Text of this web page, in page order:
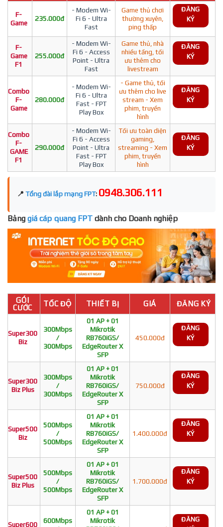
F-
Game
235.000đ
- Modem Wi-
Fi 6 - Ultra
Fast
Game thủ chơi
thường xuyên,
ping thấp
ĐĂNG
KÝ
F-
Game
F1
255.000đ
- Modem Wi-
Fi 6 - Access
Point - Ultra
Fast
Game thủ, nhà
nhiều tầng, tối
ưu thêm cho
livestream
ĐĂNG
KÝ
Combo
F-
Game
280.000đ
- Modem Wi-
Fi 6 - Ultra
Fast - FPT
Play Box
- Game thủ, tối
ưu thêm cho live
stream - Xem
phim, truyền
hình
ĐĂNG
KÝ
Combo
F-
GAME
F1
290.000đ
- Modem Wi-
Fi 6 - Access
Point - Ultra
Fast - FPT
Play Box
Tối ưu toàn diện
gaming,
streaming - Xem
phim, truyền
hình
ĐĂNG
KÝ
📍 Tổng đài lắp mạng FPT: 0948.306.111
Bảng giá cáp quang FPT dành cho Doanh nghiệp
GÓI
CƯỚC
TỐC ĐỘ THIẾT BỊ GIÁ ĐĂNG KÝ
Super300
Biz
300Mbps
/
300Mbps
01 AP + 01
Mikrotik
RB760iGS/
EdgeRouter X
SFP
450.000đ
ĐĂNG
KÝ
Super300
Biz Plus
300Mbps
/
300Mbps
01 AP + 01
Mikrotik
RB760iGS/
EdgeRouter X
SFP
750.000đ
ĐĂNG
KÝ
Super500
Biz
500Mbps
/
500Mbps
01 AP + 01
Mikrotik
RB760iGS/
EdgeRouter X
SFP
1.400.000đ
ĐĂNG
KÝ
Super500
Biz Plus
500Mbps
/
500Mbps
01 AP + 01
Mikrotik
RB760iGS/
EdgeRouter X
SFP
1.700.000đ
ĐĂNG
KÝ
Super600
600Mbps
01 AP + 01
Mikrotik
ĐĂNG